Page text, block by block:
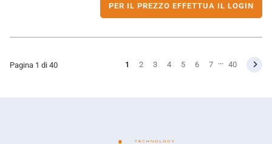
PER IL PREZZO EFFETTUA IL LOGIN
Pagina 1 di 40 1 2 3 4 5 6 7 ... 40